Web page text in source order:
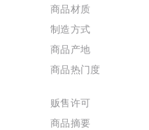
商品材质
制造方式
商品产地
商品热门度
贩售许可
商品摘要